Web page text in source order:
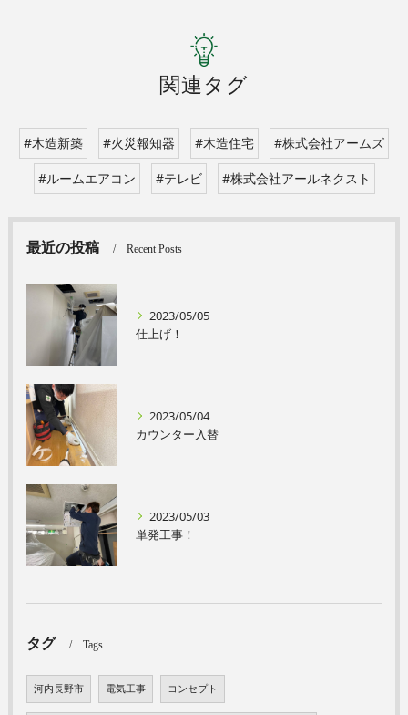
関連タグ
#木造新築 #火災報知器 #木造住宅 #株式会社アームズ
#ルームエアコン #テレビ #株式会社アールネクスト
最近の投稿 Recent Posts
2023/05/05
仕上げ！
2023/05/04
カウンター入替
2023/05/03
単発工事！
タグ Tags
河内長野市 電気工事 コンセプト